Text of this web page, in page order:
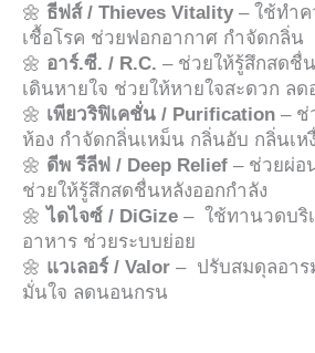
🌼 ธีฟส์ / Thieves Vitality – ใช้ทำ
เชื้อโรค ช่วยฟอกอากาศ กำจัดกลิ่น
🌼 อาร์.ซี. / R.C. – ช่วยให้รู้สึกสดชื่
เดินหายใจ ช่วยให้หายใจสะดวก ล
🌼 เพียวริฟิเคชั่น / Purification – ช่
ห้อง กำจัดกลิ่นเหม็น กลิ่นอับ กลิ่นเห
🌼 ดีพ รีลีฟ / Deep Relief – ช่วยผ่อ
ช่วยให้รู้สึกสดชื่นหลังออกกำลัง
🌼 ไดไจซ์ / DiGize – ใช้ทานวดบริ
อาหาร ช่วยระบบย่อย
🌼 แวเลอร์ / Valor – ปรับสมดุลอา
มั่นใจ ลดนอนกรน